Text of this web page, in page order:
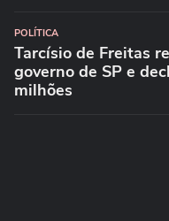
POLÍTICA
Tarcísio de Freitas
governo de SP e
milhões